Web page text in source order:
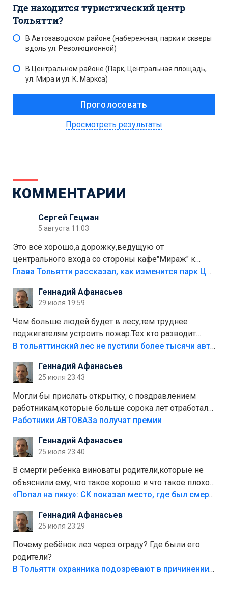
Где находится туристический центр
Тольятти?
В Автозаводском районе (набережная, парки и скверы
вдоль ул. Революционной)
В Центральном районе (Парк, Центральная площадь,
ул. Мира и ул. К. Маркса)
Просмотреть результаты
КОММЕНТАРИИ
Сергей Гецман
5 августа 11:03
Это все хорошо,а дорожку,ведущую от
центрального входа со стороны кафе"Мираж" к
аттракционам слабо доделать?А то бордюры
лежала в парке и испортилась.Да еще,видимо,часть
украли.
Глава Тольятти рассказал, как изменится парк Центрального района
Геннадий Афанасьев
29 июля 19:59
Чем больше людей будет в лесу,тем труднее
поджигателям устроить пожар.Тех кто разводит
костры,тех надо безбожно штрафовать.Камер полно
Штрафы мизерные.
В тольяттинский лес не пустили более тысячи автомобилей
Геннадий Афанасьев
25 июля 23:43
Могли бы прислать открытку, с поздравлением
работникам,которые больше сорока лет отработали
на предприятии.
Работники АВТОВАЗа получат премии
Геннадий Афанасьев
25 июля 23:40
В смерти ребёнка виноваты родители,которые не
объяснили ему, что такое хорошо и что такое плохо!
Лезть через такой забор,верх безумия,есть же
свою судьбу.
«Попал на пику»: СК показал место, где был смертельно травмирован ребенок в Тольятти
Геннадий Афанасьев
25 июля 23:29
Почему ребёнок лез через ограду? Где были его
родители?
В Тольятти охранника подозревают в причинении смерти ребенку